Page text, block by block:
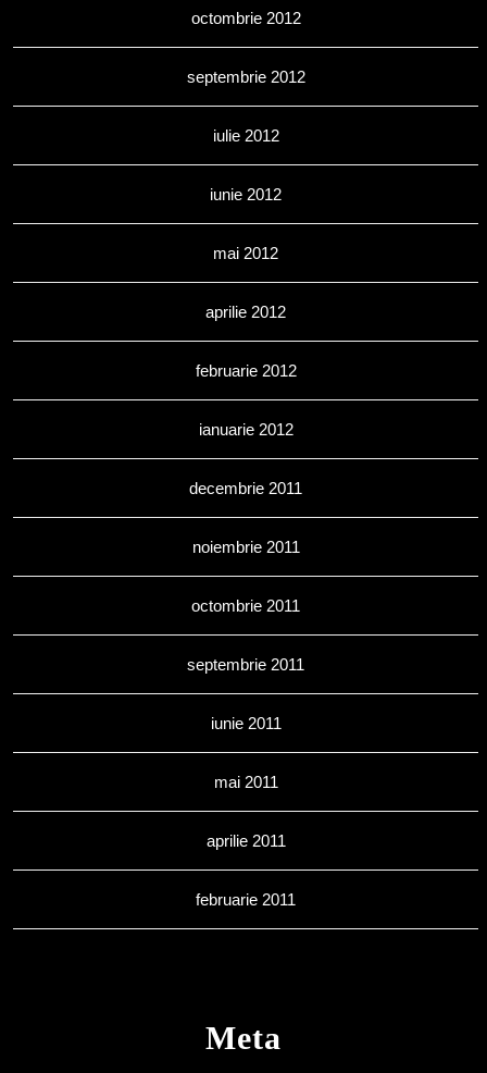
octombrie 2012
septembrie 2012
iulie 2012
iunie 2012
mai 2012
aprilie 2012
februarie 2012
ianuarie 2012
decembrie 2011
noiembrie 2011
octombrie 2011
septembrie 2011
iunie 2011
mai 2011
aprilie 2011
februarie 2011
Meta